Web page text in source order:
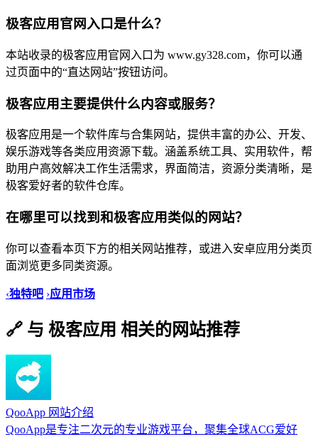
极客应用官网入口是什么？
本站收录的极客应用官网入口为 www.gy328.com，你可以通
过页面中的“直达网站”按钮访问。
极客应用主要提供什么内容或服务？
极客应用是一个软件库与合集网站，提供丰富的办公、开发、
娱乐游戏等各类应用资源下载。涵盖系统工具、实用软件，帮
助用户高效解决工作生活需求，界面简洁，资源分类清晰，是
极客爱好者的软件仓库。
在哪里可以找到和极客应用类似的网站？
你可以查看本页下方的相关网站推荐，或进入安卓应用分类页
面浏览更多同类资源。
‹独特吧 ›应用市场
🔗 与 极客应用 相关的网站推荐
QooApp 网站介绍
QooApp是专注二次元的专业游戏平台，聚集全球ACG爱好